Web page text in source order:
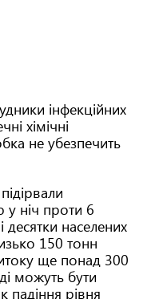
інфекційних
хімічні
не убезпечить
у ніч проти 6
десятки населених
150 тонн
ще понад 300
можуть бути
падіння рівня